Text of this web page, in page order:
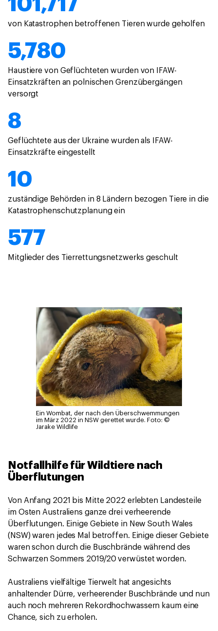
101,717
von Katastrophen betroffenen Tieren wurde geholfen
5,780
Haustiere von Geflüchteten wurden von IFAW-
Einsatzkräften an polnischen Grenzübergängen
versorgt
8
Geflüchtete aus der Ukraine wurden als IFAW-
Einsatzkräfte eingestellt
10
zuständige Behörden in 8 Ländern bezogen Tiere in die
Katastrophenschutzplanung ein
577
Mitglieder des Tierrettungsnetzwerks geschult
Ein Wombat, der nach den Überschwemmungen
im März 2022 in NSW gerettet wurde. Foto: ©
Jarake Wildlife
Notfallhilfe für Wildtiere nach
Überflutungen
Von Anfang 2021 bis Mitte 2022 erlebten Landesteile
im Osten Australiens ganze drei verheerende
Überflutungen. Einige Gebiete in New South Wales
(NSW) waren jedes Mal betroffen. Einige dieser Gebiete
waren schon durch die Buschbrände während des
Schwarzen Sommers 2019/20 verwüstet worden.
Australiens vielfältige Tierwelt hat angesichts
anhaltender Dürre, verheerender Buschbrände und nun
auch noch mehreren Rekordhochwassern kaum eine
Chance, sich zu erholen.